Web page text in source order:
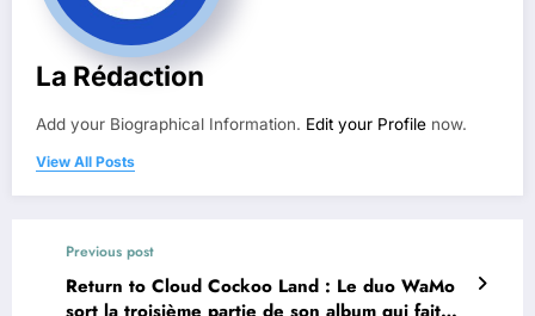
La Rédaction
Add your Biographical Information. Edit your Profile now.
View All Posts
Previous post
Return to Cloud Cockoo Land : Le duo WaMo